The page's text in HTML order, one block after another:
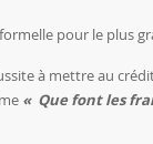
pour le plus
à mettre au
« Que font les